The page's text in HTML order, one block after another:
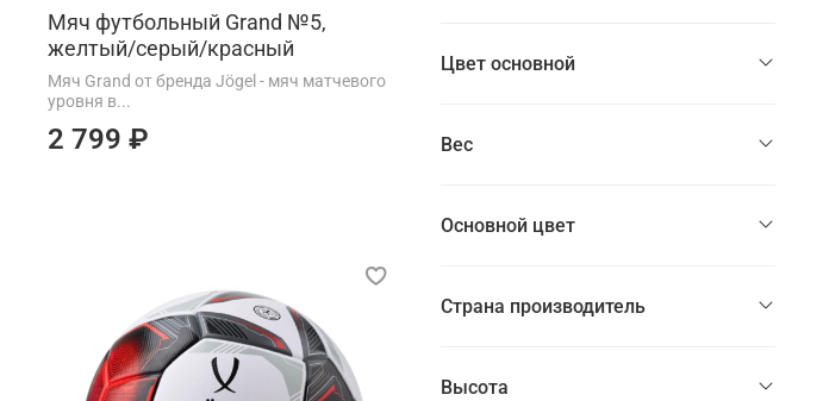
Мяч футбольный Grand №5,
желтый/серый/красный
Мяч Grand от бренда Jögel - мяч матчевого
уровня в...
2 799 ₽
Цвет основной
Вес
Основной цвет
Страна производитель
Высота